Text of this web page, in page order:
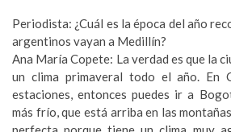
Periodista: ¿Cuál es la época del año
argentinos vayan a Medillín?
Ana María Copete: La verdad es que la
un clima primaveral todo el año. En
estaciones, entonces puedes ir a
más frío, que está arriba en las